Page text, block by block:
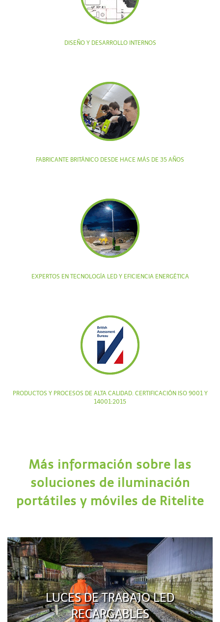
DISEÑO Y DESARROLLO INTERNOS
FABRICANTE BRITÁNICO DESDE HACE MÁS DE 35 AÑOS
EXPERTOS EN TECNOLOGÍA LED Y EFICIENCIA ENERGÉTICA
PRODUCTOS Y PROCESOS DE ALTA CALIDAD. CERTIFICACIÓN ISO 9001 Y
14001:2015
Más información sobre las
soluciones de iluminación
portátiles y móviles de Ritelite
LUCES DE TRABAJO LED
RECARGABLES